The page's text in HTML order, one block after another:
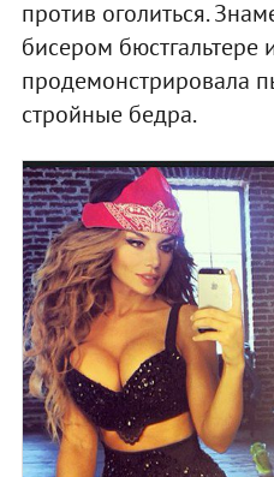
против оголиться.
бисером бюстгальтере
продемонстрировала
стройные бедра.